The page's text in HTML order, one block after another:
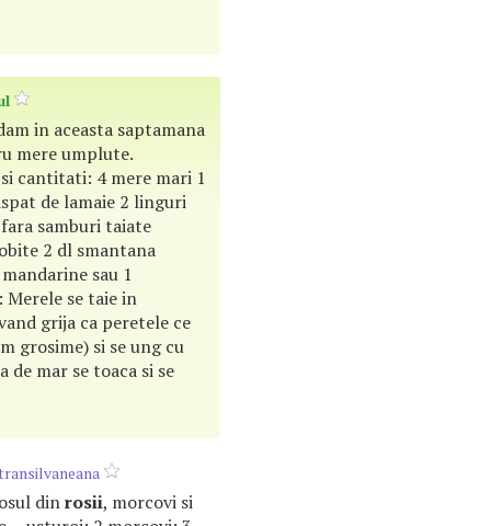
in aceasta saptamana
mere umplute.
cantitati: 4 mere mari 1
de lamaie 2 linguri
samburi taiate
2 dl smantana
sau 1
se taie in
grija ca peretele ce
grosime) si se ung cu
de mar se toaca si se
dinrosii, morcovi si